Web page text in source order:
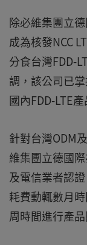
除必維集團立
成為核發NCC
分食台灣FDD-
調，該公司已
國內FDD-LTE
針對台灣ODM
維集團立德國
及電信業者認
耗費動輒數月
周時間進行產